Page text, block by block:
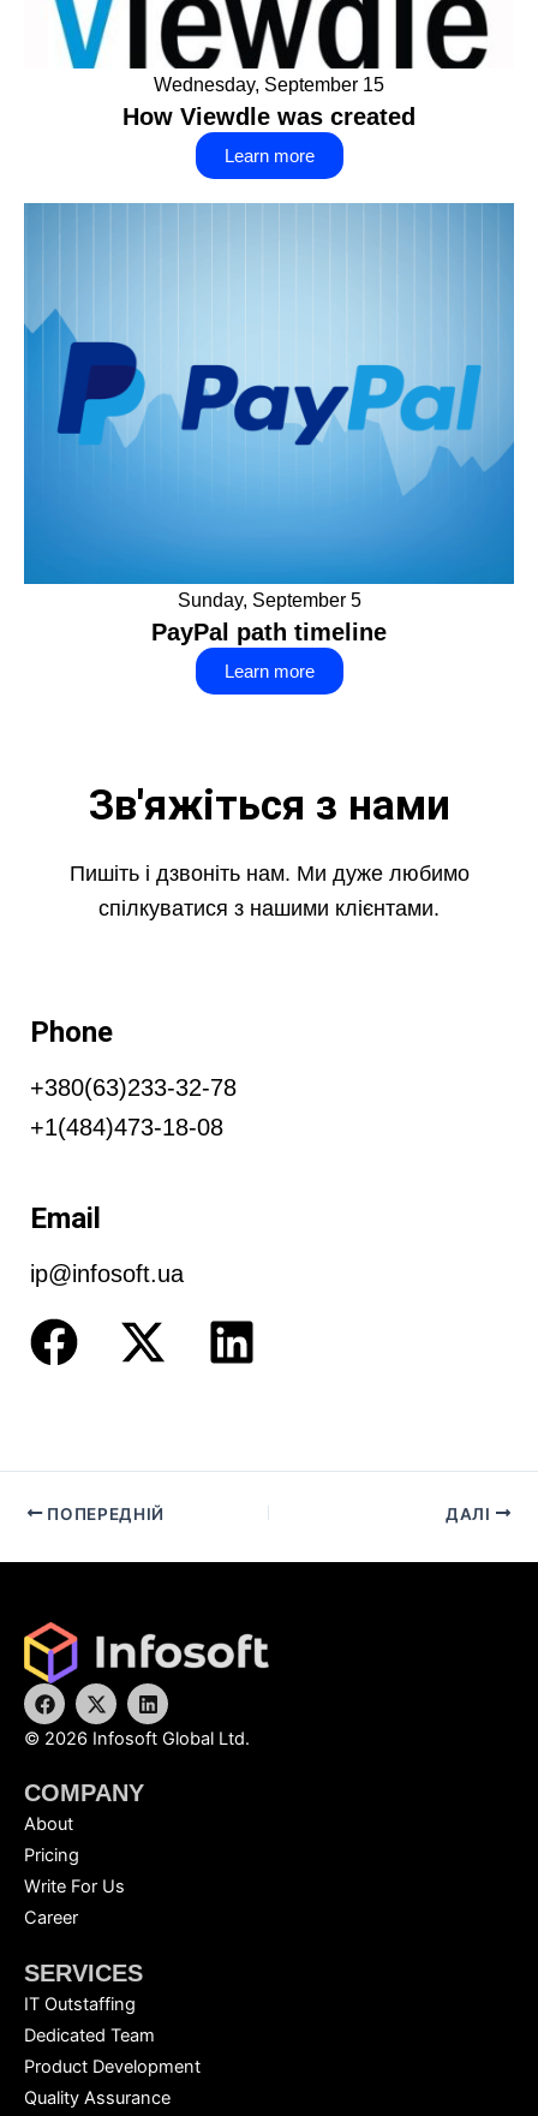
Wednesday, September 15
How Viewdle was created
Learn more
Sunday, September 5
PayPal path timeline
Learn more
Зв'яжіться з нами
Пишіть і дзвоніть нам. Ми дуже любимо
спілкуватися з нашими клієнтами.
Phone
+380(63)233-32-78
+1(484)473-18-08
Email
ip@infosoft.ua
F
e
b
o
o
k
X
w
i
t
t
e
r
L
k
d
i
n
ПОПЕРЕДНІЙ ДАЛІ
F
a
c
o
o
k
X
-
t
t
L
i
n
© 2026 Infosoft Global Ltd.
COMPANY
About
Pricing
Write For Us
Career
SERVICES
IT Outstaffing
Dedicated Team
Product Development
Quality Assurance